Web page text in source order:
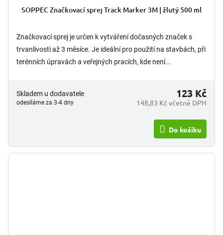
SOPPEC Značkovací sprej Track Marker 3M | žlutý 500 ml
Značkovací sprej je určen k vytváření dočasných značek s
trvanlivostí až 3 měsíce. Je ideální pro použití na stavbách, při
terénních úpravách a veřejných pracích, kde není...
Skladem u dodavatele
odesíláme za 3-4 dny 148,83 Kč včetně DPH
123 Kč
Do košíku